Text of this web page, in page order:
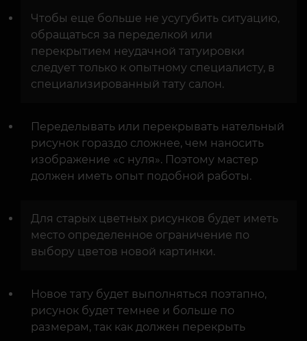
Чтобы еще больше не усугубить ситуацию,
обращаться за переделкой или
перекрытием неудачной татуировки
следует только к опытному специалисту, в
специализированный тату салон.
Переделывать или перекрывать нательный
рисунок гораздо сложнее, чем наносить
изображение «с нуля». Поэтому мастер
должен иметь опыт подобной работы.
Для старых цветных рисунков будет иметь
место определенное ограничение по
выбору цветов новой картинки.
Новое тату будет выполняться поэтапно,
рисунок будет темнее и больше по
размерам, так как должен перекрыть